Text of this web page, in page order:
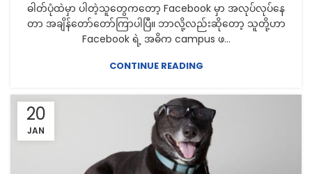
ဓါတ်ပုံထဲမှာ ပါတဲ့သူတွေကတော့ Facebook မှာ အလုပ်လုပ်နေ
တာ အချိန်တော်တော်ကြာပါပြီ။ ဘာလို့လည်းဆိုတော့ သူတို့ဟာ
Facebook ရဲ့ အဓိက campus ဖ...
CONTINUE READING
20
JAN